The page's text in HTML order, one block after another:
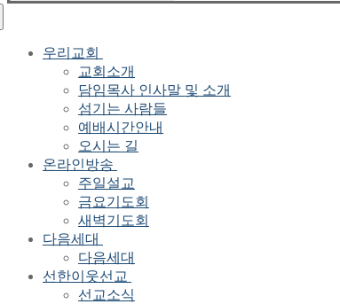
색
우리교회
교회소개
담임목사 인사말 및 소개
섬기는 사람들
예배시간안내
오시는 길
온라인방송
주일설교
금요기도회
새벽기도회
다음세대
다음세대
선한이웃선교
선교소식